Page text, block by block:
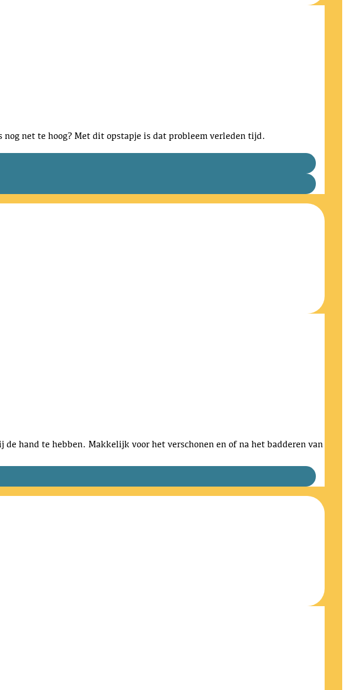
nog net te hoog? Met dit opstapje is dat probleem verleden tijd.
hand te hebben. Makkelijk voor het verschonen en of na het badderen van